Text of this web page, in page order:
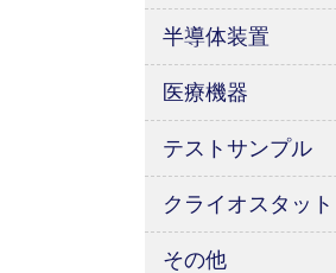
半導体装置
医療機器
テストサンプル
クライオスタット
その他